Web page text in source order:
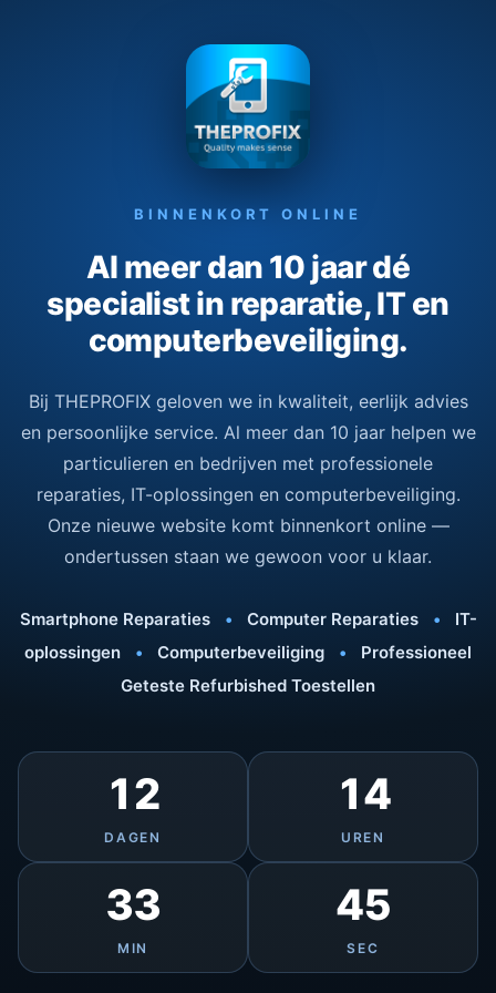
BINNENKORT ONLINE
Al meer dan 10 jaar dé
specialist in reparatie, IT en
computerbeveiliging.
Bij THEPROFIX geloven we in kwaliteit, eerlijk advies
en persoonlijke service. Al meer dan 10 jaar helpen we
particulieren en bedrijven met professionele
reparaties, IT-oplossingen en computerbeveiliging.
Onze nieuwe website komt binnenkort online —
ondertussen staan we gewoon voor u klaar.
Smartphone Reparaties • Computer Reparaties •
IT-
oplossingen
• Computerbeveiliging •
Professioneel
Geteste Refurbished Toestellen
12
DAGEN
14
UREN
33
MIN
45
SEC